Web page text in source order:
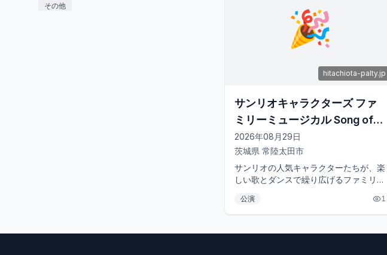
その他
🎉
hitachiota-palty.jp
サンリオキャラクターズ ファ
ミリーミュージカル Song of
Life
2026年08月29日
茨城県 常陸太田市
サンリオの人気キャラクターたちが、楽
しい歌とダンスで繰り広げるファミリー
県常陸太田市で開催さ...
公演 1